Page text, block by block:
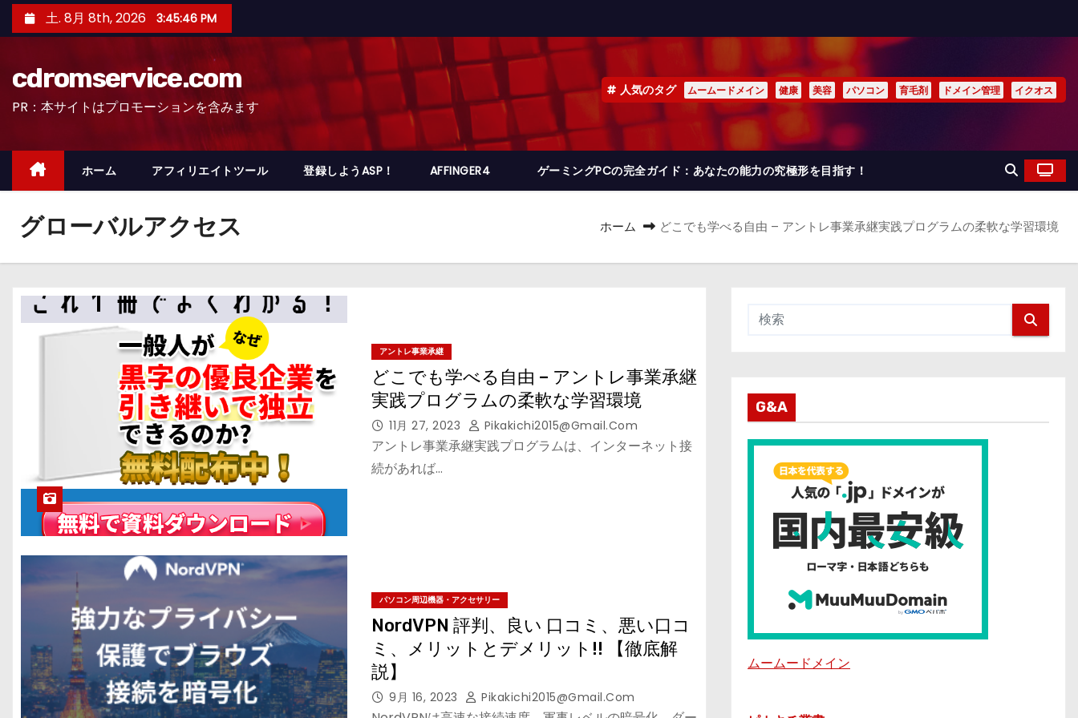
ン
ッ
土. 8月 8th, 2026 3:45:47 PM
cdromservice.com
PR：本サイトはプロモーションを含みます
人気のタグ ムームードメイン 健康 美容 パソコン 育毛剤 ドメイン管理 イクオス
ホーム アフィリエイトツール 登録しようASP！ AFFINGER4 ゲーミングPCの完全ガイド：あなたの能力の究極形を目指す！
グローバルアクセス ホーム どこでも学べる自由 – アントレ事業承継実践プログラムの柔軟な学習環境
アントレ事業承継
どこでも学べる自由 – アントレ事業承継
実践プログラムの柔軟な学習環境
11月 27, 2023 Pikakichi2015@gmail.com
アントレ事業承継実践プログラムは、インターネット接
続があれば…
パソコン周辺機器・アクセサリー
NordVPN 評判、良い 口コミ、悪い口コ
ミ、メリットとデメリット!! 【徹底解
説】
9月 16, 2023 Pikakichi2015@gmail.com
G&A
ムームードメイン